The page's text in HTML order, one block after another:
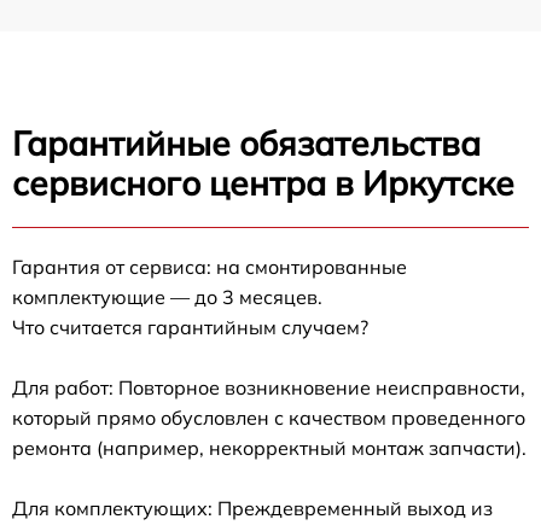
Гарантийные обязательства
сервисного центра в Иркутске
Гарантия от сервиса: на смонтированные
комплектующие — до 3 месяцев.
Что считается гарантийным случаем?
Для работ: Повторное возникновение неисправности,
который прямо обусловлен с качеством проведенного
ремонта (например, некорректный монтаж запчасти).
Для комплектующих: Преждевременный выход из